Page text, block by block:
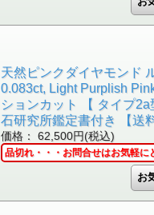
天然ピンクダイヤモンド
0.083ct, Light Purplish
ションカット 【 タイプ2a
石研究所鑑定書付き 【送
価格： 62,500円(税込)
品切れ・・・お問合せはお気軽に